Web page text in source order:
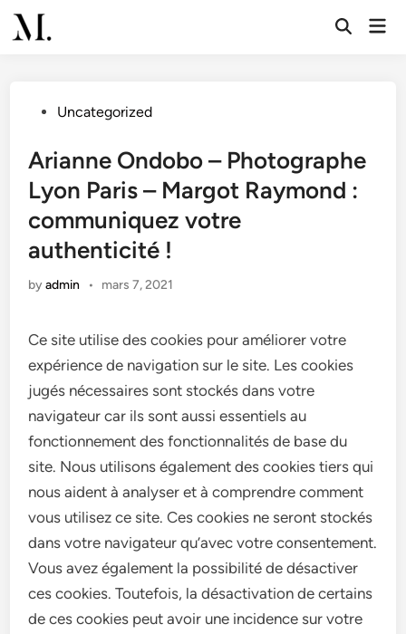
Skip
Open
PostedUncategorized
Arianne Ondobo – Photographe
Lyon Paris – Margot Raymond :
communiquez votre
authenticité !
byadmin • mars 7, 2021
Ce site utilise des cookies pour améliorer votre
expérience de navigation sur le site. Les cookies
jugés nécessaires sont stockés dans votre
navigateur car ils sont aussi essentiels au
fonctionnement des fonctionnalités de base du
site. Nous utilisons également des cookies tiers qui
nous aident à analyser et à comprendre comment
vous utilisez ce site. Ces cookies ne seront stockés
dans votre navigateur qu’avec votre consentement.
Vous avez également la possibilité de désactiver
ces cookies. Toutefois, la désactivation de certains
de ces cookies peut avoir une incidence sur votre